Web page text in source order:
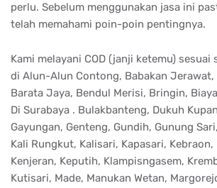
perlu. Sebelum menggunakan jasa ini
telah memahami poin-poin pentingnya.
Kami melayani COD (janji ketemu)
di Alun-Alun Contong, Babakan Jerawat,
Barata Jaya, Bendul Merisi, Bringin,
Di Surabaya . Bulakbanteng, Dukuh
Gayungan, Genteng, Gundih, Gunung
Kali Rungkut, Kalisari, Kapasari,
Kenjeran, Keputih, Klampisngasem,
Kutisari, Made, Manukan Wetan,